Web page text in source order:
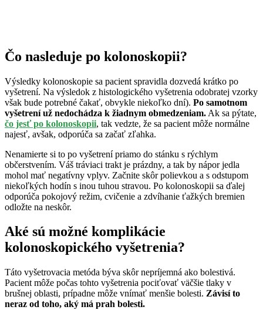
Čo nasleduje po kolonoskopii?
Výsledky kolonoskopie sa pacient spravidla dozvedá krátko po
vyšetrení. Na výsledok z histologického vyšetrenia odobratej vzorky
však bude potrebné čakať, obvykle niekoľko dní). Po samotnom
vyšetrení už nedochádza k žiadnym obmedzeniam. Ak sa pýtate,
čo jesť po kolonoskopii, tak vedzte, že sa pacient môže normálne
najesť, avšak, odporúča sa začať zľahka.
Nenamierte si to po vyšetrení priamo do stánku s rýchlym
občerstvením. Váš tráviaci trakt je prázdny, a tak by nápor jedla
mohol mať negatívny vplyv. Začnite skôr polievkou a s odstupom
niekoľkých hodín s inou tuhou stravou. Po kolonoskopii sa ďalej
odporúča pokojový režim, cvičenie a zdvíhanie ťažkých bremien
odložte na neskôr.
Aké sú možné komplikácie
kolonoskopického vyšetrenia?
Táto vyšetrovacia metóda býva skôr nepríjemná ako bolestivá.
Pacient môže počas tohto vyšetrenia pociťovať väčšie tlaky v
brušnej oblasti, prípadne môže vnímať menšie bolesti. Závisí to
neraz od toho, aký má prah bolesti.